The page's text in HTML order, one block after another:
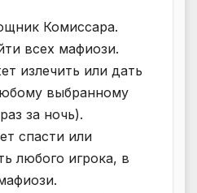
Комиссара.
всех мафиози.
излечить или дать
выбранному
за ночь).
спасти или
любого игрока, в